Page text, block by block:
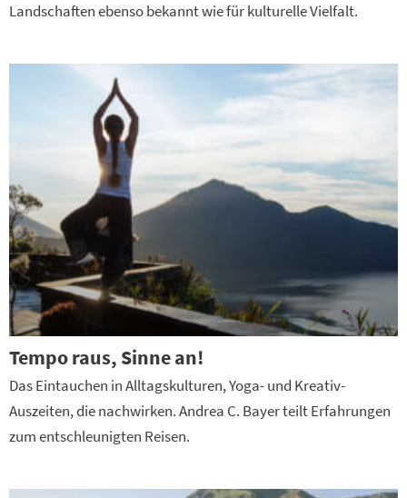
Landschaften ebenso bekannt wie für kulturelle Vielfalt.
Tempo raus, Sinne an!
Das Eintauchen in Alltagskulturen, Yoga- und Kreativ-
Auszeiten, die nachwirken. Andrea C. Bayer teilt Erfahrungen
zum entschleunigten Reisen.